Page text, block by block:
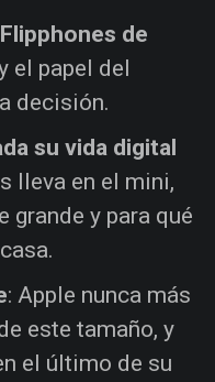
de
el papel del
decisión.
su vida digital
lleva en el mini,
grande y para qué
: Apple nunca más
este tamaño, y
el último de su